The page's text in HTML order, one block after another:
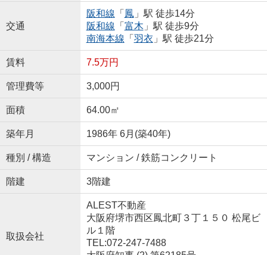
交通
阪和線 「 鳳」駅 徒歩14分
阪和線 「 富木 」駅 徒歩9分
南海本線 「 羽衣 」駅 徒歩21分
賃料 7.5万円
管理費等 3,000円
面積 64.00㎡
築年月 1986年 6月(築40年)
種別 / 構造 マンション / 鉄筋コンクリート
階建 3階建
取扱会社
ALEST不動産
大阪府堺市西区鳳北町３丁１５０ 松尾ビ
ル１階
TEL:072-247-7488